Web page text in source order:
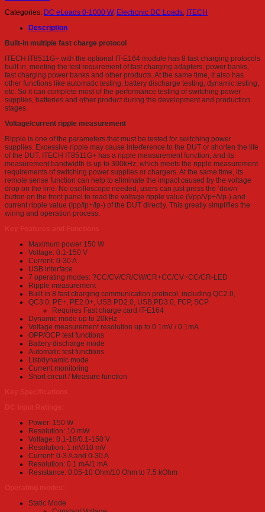
Categories: DC eLoads 0-1000 W, Electronic DC Loads, ITECH
Description
Built-in multiple fast charge protocol
ITECH IT8511G+ with the optional IT-E164 module has 8 fast charging protocols
built in, meeting the test requirement of fast charging adapters, power banks,
fast charging power banks and other products. At the same time, it also has
other functions like automatic testing, battery discharge testing, dynamic testing,
etc. So it can complete most of the performance testing of switching power
supplies, batteries and other product during the development and production
stages.
Voltage/current ripple measurement
Ripple is one of the parameters that must be tested for switching power
supplies. Excessive ripple may cause interference to the DUT or shorten the life
of the DUT. ITECH IT8511G+ has a ripple measurement function, and its
measurement bandwidth is up to 300kHz, which meets the ripple measurement
requirements of switching power supplies or chargers. At the same time, its
remote sense function can help to eliminate the impact caused by the voltage
drop on the line. No oscilloscope needed, users can just press the ‘down’
button on the front panel to read the voltage ripple value (Vpp/Vp+/Vp-) and
current ripple value (Ipp/Ip+/Ip-) of the DUT directly. This greatly simplifies the
wiring and operation process.
Maximum power 150 W
Voltage: 0.1-150 V
Current: 0-30 A
USB interface
7 operating modes: ?CC/CV/CR/CW/CR+CC/CV+CC/CR-LED
Ripple measurement
Built in 8 fast charging communication protocol, including QC2.0,
QC3.0, PE+, PE2.0+, USB PD2.0, USB,PD3.0, FCP, SCP
Requires Fast charge card IT-E164
Dynamic mode up to 20kHz
Voltage measurement resolution up to 0.1mV / 0.1mA
OPP/OCP test functions
Battery discharge mode
Automatic test functions
List/dynamic mode
Current monitoring
Short circuit / Measure function
Power: 150 W
Resolution: 10 mW
Voltage: 0.1-18/0.1-150 V
Resolution: 1 mV/10 mV
Current: 0-3 A and 0-30 A
Resolution: 0.1 mA/1 mA
Resistance: 0.05-10 Ohm/10 Ohm to 7.5 kOhm
Static Mode